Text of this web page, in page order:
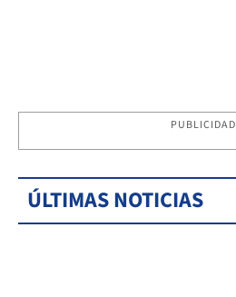
PUBLICIDAD
ÚLTIMAS NOTICIAS